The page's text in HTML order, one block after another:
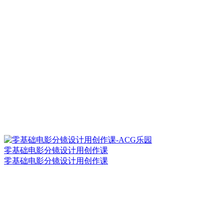
零基础电影分镜设计用创作课
零基础电影分镜设计用创作课